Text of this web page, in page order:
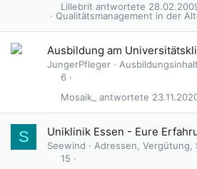
Qualitätsmanagement in der
Lillebrit
Ausbildung am
JungerPfleger
6
Mosaik_
S Uniklinik Essen - Eure
Seewind
Adressen, Vergütung,
15